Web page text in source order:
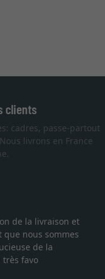
clients
cadres, passe-partout
livrons en France
de la livraison et
nous sommes
de la
très favo